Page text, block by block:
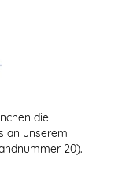
die
an unserem
20).